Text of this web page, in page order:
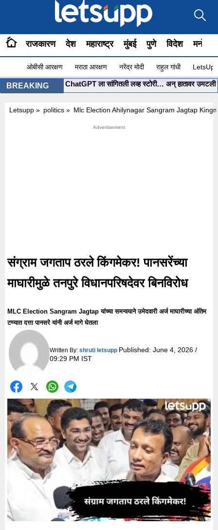
राजकारण देश महाराष्ट्र मुंबई पुणे विदेश
ओबीसी आरक्षण मराठा आरक्षण नरेंद्र मोदी राहुल गांधी
BREAKING
मुंबईच्या पोरीनं ChatGPT ला सांगितली लव्ह स्टोरी… अन् हातावर उमटली
Letsupp » politics » Mlc Election Ahilynagar Sangram Jagtap
संग्राम जगताप ठरले किंगमेकर! पानसरेंच्या
माघारीमुळे तनपुरे विधानपरिषदेवर बिनविरोध
MLC Election Sangram Jagtap यांच्या समन्वयाने उमेदवारी अर्ज माघारीच्या अंतिम
टप्प्यात दत्ता पानसरे यांनी अर्ज मागे घेतला
Written By:shruti letsupp Published:June 4, 2026 /
09:29 PM IST